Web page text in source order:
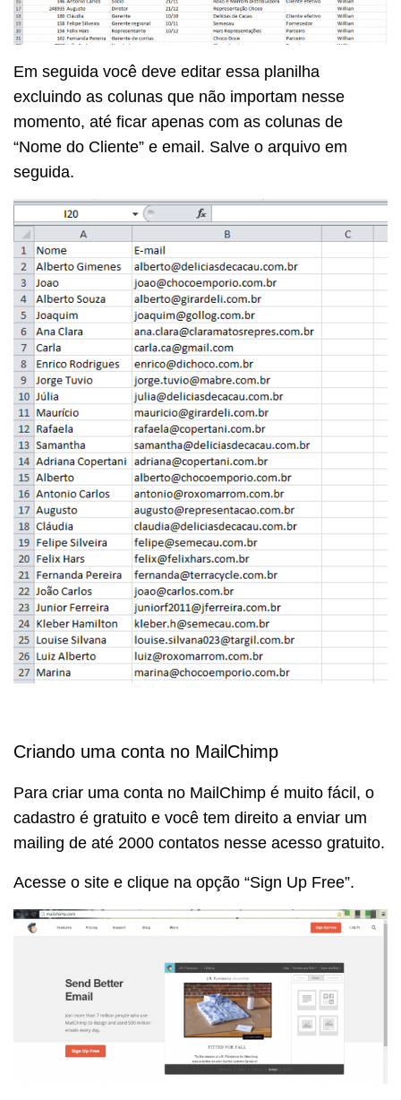
Em seguida você deve editar essa planilha
excluindo as colunas que não importam nesse
momento, até ficar apenas com as colunas de
“Nome do Cliente” e email. Salve o arquivo em
seguida.
Criando uma conta no MailChimp
Para criar uma conta no MailChimp é muito fácil, o
cadastro é gratuito e você tem direito a enviar um
mailing de até 2000 contatos nesse acesso gratuito.
Acesse o site e clique na opção “Sign Up Free”.